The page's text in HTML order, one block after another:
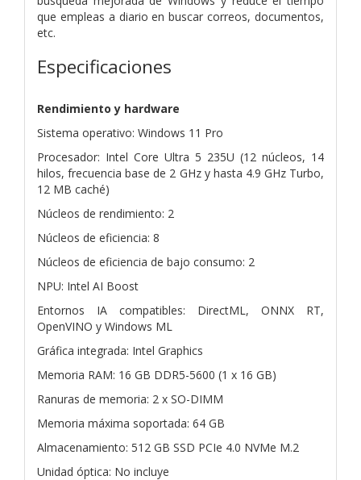
que empleas a diario en buscar correos, documentos,
etc.
Especificaciones
Rendimiento y hardware
Sistema operativo: Windows 11 Pro
Procesador: Intel Core Ultra 5 235U (12 núcleos, 14
hilos, frecuencia base de 2 GHz y hasta 4.9 GHz Turbo,
12 MB caché)
Núcleos de rendimiento: 2
Núcleos de eficiencia: 8
Núcleos de eficiencia de bajo consumo: 2
NPU: Intel AI Boost
Entornos IA compatibles: DirectML, ONNX RT,
OpenVINO y Windows ML
Gráfica integrada: Intel Graphics
Memoria RAM: 16 GB DDR5-5600 (1 x 16 GB)
Ranuras de memoria: 2 x SO-DIMM
Memoria máxima soportada: 64 GB
Almacenamiento: 512 GB SSD PCIe 4.0 NVMe M.2
Unidad óptica: No incluye